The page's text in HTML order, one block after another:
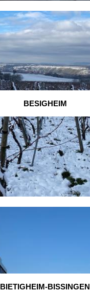
BESIGHEIM
BIETIGHEIM-BISSINGEN